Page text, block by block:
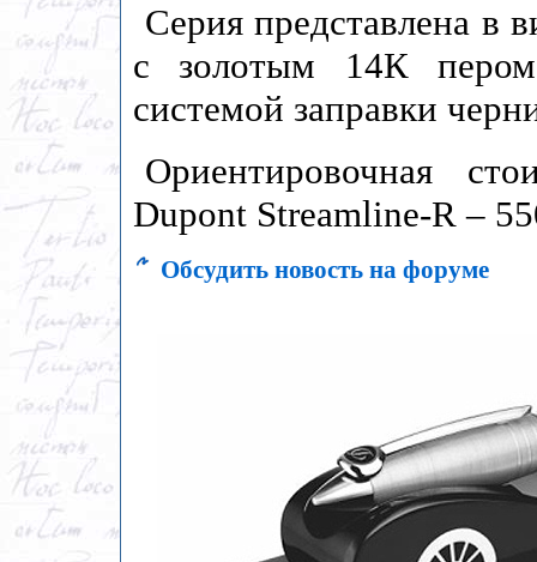
Серия представлена в
с золотым 14К пером
системой заправки
Ориентировочная
Dupont Streamline-R –
Обсудить новость на форуме